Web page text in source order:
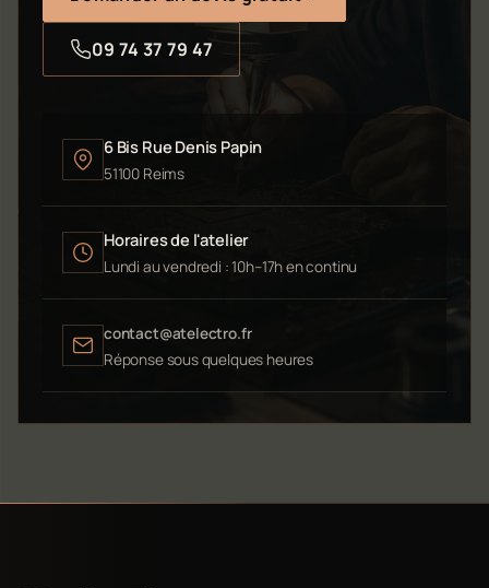
09 74 37 79 47
6 Bis Rue Denis Papin
51100 Reims
Horaires de l'atelier
Lundi au vendredi : 10h–17h en continu
contact@atelectro.fr
Réponse sous quelques heures